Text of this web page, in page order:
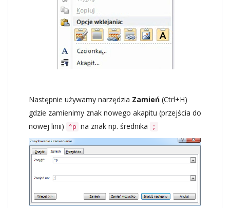
Następnie używamy narzędzia Zamień (Ctrl+H)
gdzie zamienimy znak nowego akapitu (przejścia do
nowej linii) ^p na znak np. średnika ;